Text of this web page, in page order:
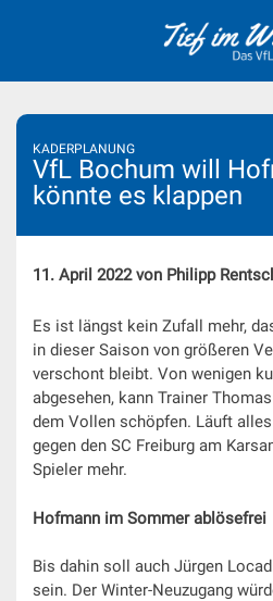
KADERPLANUNG
VfL Bochum will
könnte es klappen
11. April 2022 von Philipp
Es ist längst kein Zufall mehr,
in dieser Saison von größeren
verschont bleibt. Von wenigen
abgesehen, kann Trainer
dem Vollen schöpfen. Läuft
gegen den SC Freiburg am
Spieler mehr.
Hofmann im Sommer ablösefrei
Bis dahin soll auch Jürgen
sein. Der Winter-Neuzugang